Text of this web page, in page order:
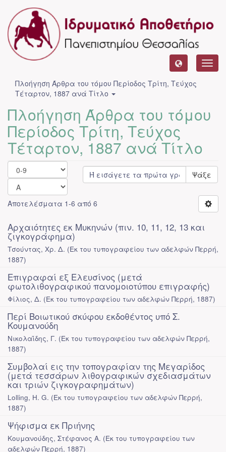
Πλοήγηση Άρθρα του τόμου Περίοδος Τρίτη, Τεύχος
Τέταρτον, 1887 ανά Τίτλο
Πλοήγηση Άρθρα του τόμου
Περίοδος Τρίτη, Τεύχος
Τέταρτον, 1887 ανά Τίτλο
Ψάξε
Αποτελέσματα 1-6 από 6
Αρχαιότητες εκ Μυκηνών (πιν. 10, 11, 12, 13 και
ζιγκογράφημα)
Τσούντας, Χρ. Δ. (Εκ του τυπογραφείου των αδελφών Περρή,
1887)
Επιγραφαί εξ Ελευσίνος (μετά
φωτολιθογραφικού πανομοιοτύπου επιγραφής)
Φίλιος, Δ. (Εκ του τυπογραφείου των αδελφών Περρή, 1887)
Περί Βοιωτικού σκύφου εκδοθέντος υπό Σ.
Κουμανούδη
Νικολαΐδης, Γ. (Εκ του τυπογραφείου των αδελφών Περρή,
1887)
Συμβολαί εις την τοπογραφίαν της Μεγαρίδος
(μετά τεσσάρων λιθογραφικών σχεδιασμάτων
και τριών ζιγκογραφημάτων)
Lolling, H. G. (Εκ του τυπογραφείου των αδελφών Περρή,
1887)
Ψήφισμα εκ Πριήνης
Κουμανούδης, Στέφανος Α. (Εκ του τυπογραφείου των
αδελφών Περρή, 1887)